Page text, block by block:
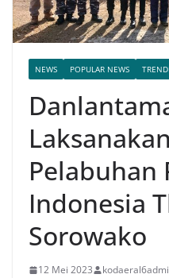
NEWS POPULAR NEWS
Pelabuhan
Indonesia
Sorowako
12 Mei 2023